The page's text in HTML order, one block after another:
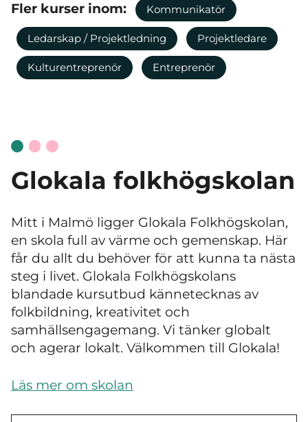
Fler kurser inom: Kommunikatör
Ledarskap / Projektledning Projektledare
Kulturentreprenör Entreprenör
Glokala folkhögskolan
Mitt i Malmö ligger Glokala Folkhögskolan,
en skola full av värme och gemenskap. Här
får du allt du behöver för att kunna ta nästa
steg i livet. Glokala Folkhögskolans
blandade kursutbud kännetecknas av
folkbildning, kreativitet och
samhällsengagemang. Vi tänker globalt
och agerar lokalt. Välkommen till Glokala!
Läs mer om skolan